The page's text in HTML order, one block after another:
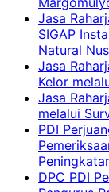
Jasa
SIGAP
Natural
Jasa
Kelor
Jasa
melalui
PDI
DPC PDI